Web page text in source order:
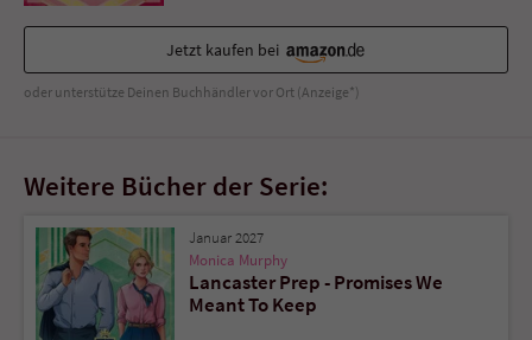
Jetzt kaufen bei
oder unterstütze Deinen Buchhändler vor Ort (Anzeige*)
Weitere Bücher der Serie:
Januar 2027
Monica Murphy
Lancaster Prep - Promises We
Meant To Keep